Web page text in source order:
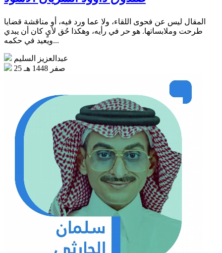
المقال ليس عن فحوى اللقاء، ولا عما ورد فيه، أو مناقشة قضايا
طرحت وملابساتها. هو حر في رأيه، وهكذا حُق لأيٍ كان أن يبدي
ويعيد في حكمه...
عبدالعزيز السليم
25 صفر 1448 هـ